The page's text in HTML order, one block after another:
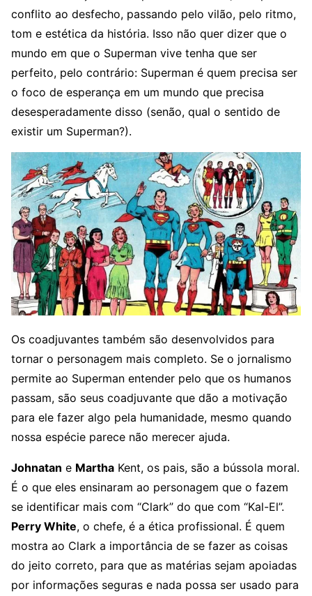
conflito ao desfecho, passando pelo vilão, pelo ritmo,
tom e estética da história. Isso não quer dizer que o
mundo em que o Superman vive tenha que ser
perfeito, pelo contrário: Superman é quem precisa ser
o foco de esperança em um mundo que precisa
desesperadamente disso (senão, qual o sentido de
existir um Superman?).
Os coadjuvantes também são desenvolvidos para
tornar o personagem mais completo. Se o jornalismo
permite ao Superman entender pelo que os humanos
passam, são seus coadjuvante que dão a motivação
para ele fazer algo pela humanidade, mesmo quando
nossa espécie parece não merecer ajuda.
Johnatan e Martha Kent, os pais, são a bússola moral.
É o que eles ensinaram ao personagem que o fazem
se identificar mais com “Clark” do que com “Kal-El”.
Perry White, o chefe, é a ética profissional. É quem
mostra ao Clark a importância de se fazer as coisas
do jeito correto, para que as matérias sejam apoiadas
por informações seguras e nada possa ser usado para